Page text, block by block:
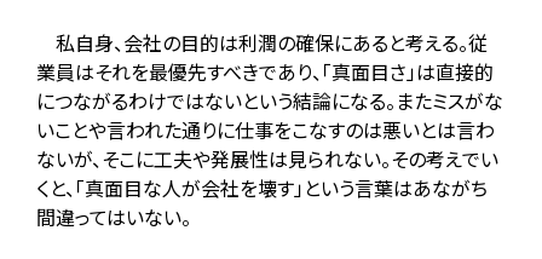
私自身、会社の目的は利潤の確保にあると考える。従
業員はそれを最優先すべきであり、「真面目さ」は直接的
につながるわけではないという結論になる。またミスがな
いことや言われた通りに仕事をこなすのは悪いとは言わ
ないが、そこに工夫や発展性は見られない。その考えでい
くと、「真面目な人が会社を壊す」という言葉はあながち
間違ってはいない。